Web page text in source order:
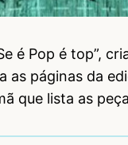
é Pop é top”,
as páginas da
que lista as